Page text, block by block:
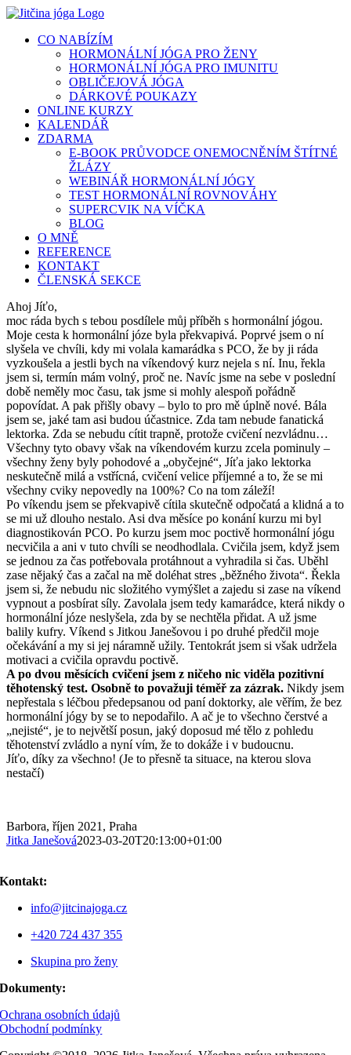
Přeskočit
obsah
CO NABÍZÍM
HORMONÁLNÍ JÓGA PRO ŽENY
HORMONÁLNÍ JÓGA PRO IMUNITU
OBLIČEJOVÁ JÓGA
DÁRKOVÉ POUKAZY
ONLINE KURZY
KALENDÁŘ
ZDARMA
E-BOOK PRŮVODCE ONEMOCNĚNÍM ŠTÍTNÉ
ŽLÁZY
WEBINÁŘ HORMONÁLNÍ JÓGY
TEST HORMONÁLNÍ ROVNOVÁHY
SUPERCVIK NA VÍČKA
BLOG
O MNĚ
REFERENCE
KONTAKT
ČLENSKÁ SEKCE
Ahoj Jíťo,
moc ráda bych s tebou posdílele můj příběh s hormonální jógou.
Moje cesta k hormonální józe byla překvapivá. Poprvé jsem o ní
slyšela ve chvíli, kdy mi volala kamarádka s PCO, že by ji ráda
vyzkoušela a jestli bych na víkendový kurz nejela s ní. Inu, řekla
jsem si, termín mám volný, proč ne. Navíc jsme na sebe v poslední
době neměly moc času, tak jsme si mohly alespoň pořádně
popovídat. A pak přišly obavy – bylo to pro mě úplně nové. Bála
jsem se, jaké tam asi budou účastnice. Zda tam nebude fanatická
lektorka. Zda se nebudu cítit trapně, protože cvičení nezvládnu…
Všechny tyto obavy však na víkendovém kurzu zcela pominuly –
všechny ženy byly pohodové a „obyčejné“, Jíťa jako lektorka
neskutečně milá a vstřícná, cvičení velice příjemné a to, že se mi
všechny cviky nepovedly na 100%? Co na tom záleží!
Po víkendu jsem se překvapivě cítila skutečně odpočatá a klidná a to
se mi už dlouho nestalo. Asi dva měsíce po konání kurzu mi byl
diagnostikován PCO. Po kurzu jsem moc poctivě hormonální jógu
necvičila a ani v tuto chvíli se neodhodlala. Cvičila jsem, když jsem
se jednou za čas potřebovala protáhnout a vyhradila si čas. Uběhl
zase nějaký čas a začal na mě doléhat stres „běžného života“. Řekla
jsem si, že nebudu nic složitého vymýšlet a zajedu si zase na víkend
vypnout a posbírat síly. Zavolala jsem tedy kamarádce, která nikdy o
hormonální józe neslyšela, zda by se nechtěla přidat. A už jsme
balily kufry. Víkend s Jitkou Janešovou i po druhé předčil moje
očekávání a my si jej náramně užily. Tentokrát jsem si však udržela
motivaci a cvičila opravdu poctivě.
A po dvou měsících cvičení jsem z ničeho nic viděla pozitivní
těhotenský test. Osobně to považuji téměř za zázrak. Nikdy jsem
nepřestala s léčbou předepsanou od paní doktorky, ale věřím, že bez
hormonální jógy by se to nepodařilo. A ač je to všechno čerstvé a
„nejisté“, je to největší posun, jaký doposud mé tělo z pohledu
těhotenství zvládlo a nyní vím, že to dokáže i v budoucnu.
Jíťo, díky za všechno! (Je to přesně ta situace, na kterou slova
nestačí)
Barbora, říjen 2021, Praha
Jitka Janešová2023-03-20T20:13:00+01:00
Kontakt:
info@jitcinajoga.cz
+420 724 437 355
Skupina pro ženy
Dokumenty:
Ochrana osobních údajů
Obchodní podmínky